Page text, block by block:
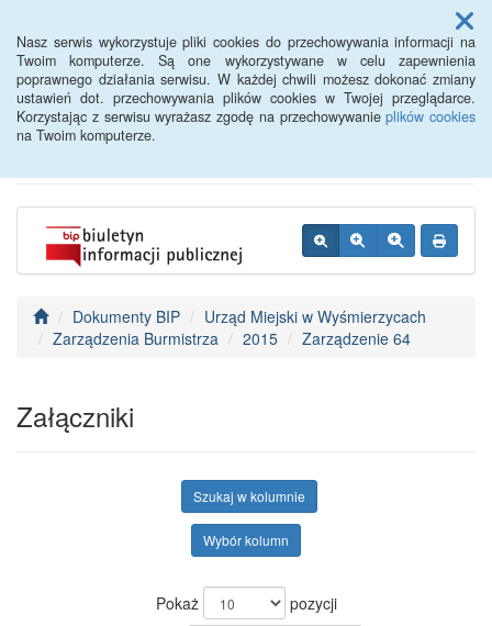
Nasz serwis wykorzystuje pliki cookies do przechowywania informacji na
Twoim komputerze. Są one wykorzystywane w celu zapewnienia
poprawnego działania serwisu. W każdej chwili możesz dokonać zmiany
ustawień dot. przechowywania plików cookies w Twojej przeglądarce.
Korzystając z serwisu wyrażasz zgodę na przechowywanieplików cookies
na Twoim komputerze.
Menu
BIP - Urząd Miejski
Wyśmierzyce
Dokumenty BIP
Urząd Miejski w Wyśmierzycach
Zarządzenia Burmistrza
2015 Zarządzenie 64
Załączniki
Szukaj w kolumnie
Wybór kolumn
Pokaż
pozycji